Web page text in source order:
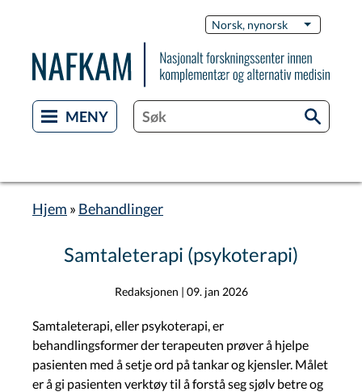
content
Norsk, nynorsk List
Hjem Behandlinger
Samtaleterapi (psykoterapi)
Redaksjonen | 09. jan 2026
Samtaleterapi, eller psykoterapi, er
behandlingsformer der terapeuten prøver å hjelpe
pasienten med å setje ord på tankar og kjensler. Målet
er å gi pasienten verktøy til å forstå seg sjølv betre og